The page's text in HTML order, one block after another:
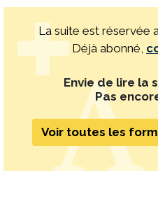
La suite est réservée
Déjà abonné,
Envie de lire la
Pas
Voir toutes les